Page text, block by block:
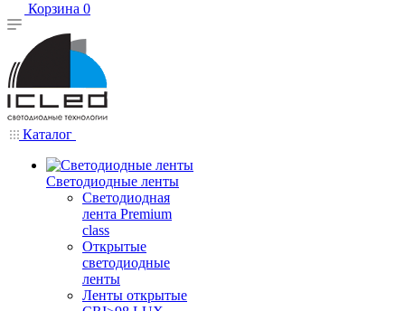
Корзина 0
Каталог
Светодиодные ленты
Светодиодная
лента Premium
class
Открытые
светодиодные
ленты
Ленты открытые